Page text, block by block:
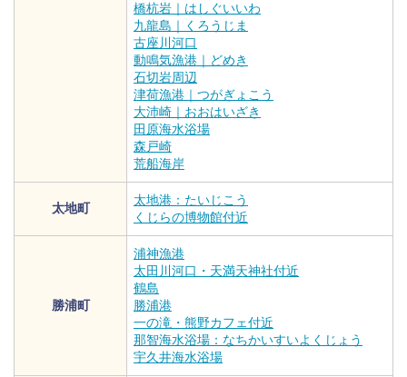
橋杭岩｜はしぐいいわ
九龍島｜くろうじま
古座川河口
動鳴気漁港｜どめき
石切岩周辺
津荷漁港｜つがぎょこう
大沛崎｜おおはいざき
田原海水浴場
森戸崎
荒船海岸
太地町
太地港：たいじこう
くじらの博物館付近
勝浦町
浦神漁港
太田川河口・天満天神社付近
鶴島
勝浦港
一の滝・熊野カフェ付近
那智海水浴場：なちかいすいよくじょう
宇久井海水浴場